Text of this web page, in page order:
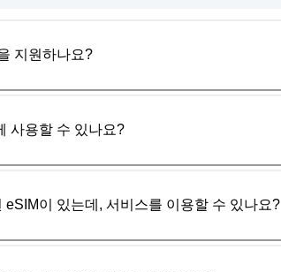
지원하나요?
사용할 수 있나요?
eSIM이 있는데, 서비스를 이용할 수 있나요?